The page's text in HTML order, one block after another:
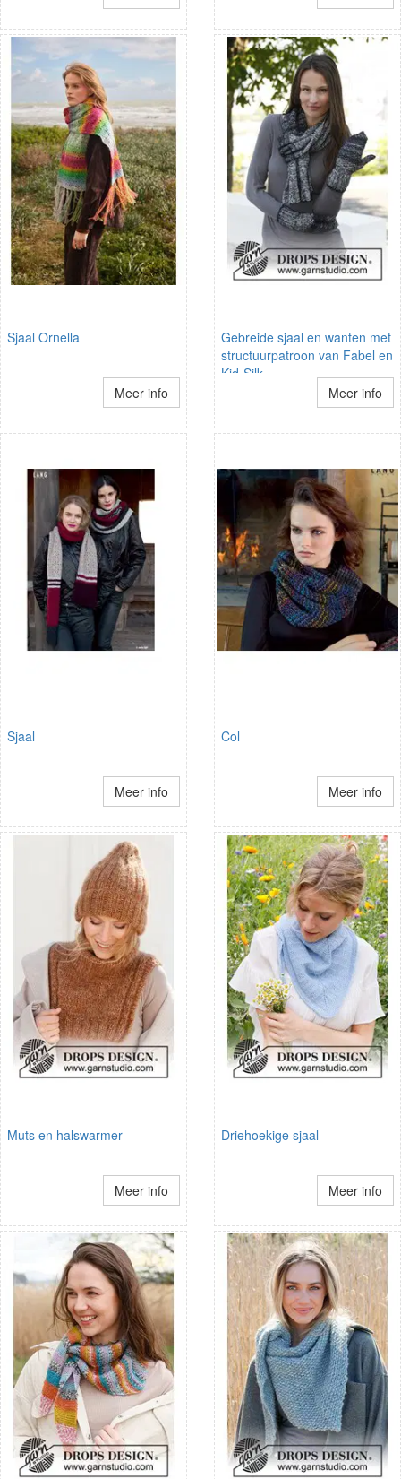
Sjaal Ornella
Meer info
Gebreide sjaal en wanten met
structuurpatroon van Fabel en
Kid-Silk.
Meer info
Sjaal
Meer info
Col
Meer info
Muts en halswarmer
Meer info
Driehoekige sjaal
Meer info